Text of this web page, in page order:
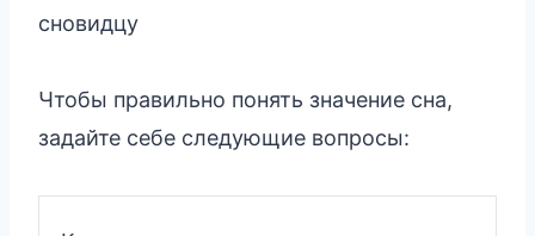
сновидцу
Чтобы правильно понять значение сна,
задайте себе следующие вопросы: